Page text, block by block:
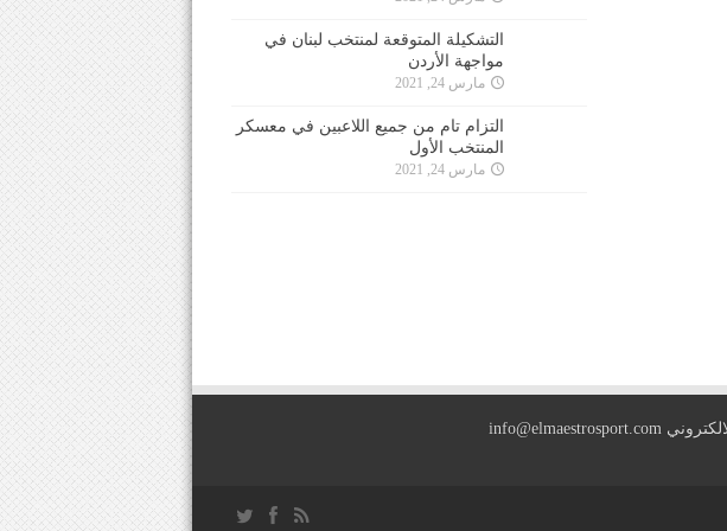
التشكيلة المتوقعة لمنتخب لبنان في
مواجهة الأردن
مارس 24, 2021
التزام تام من جميع اللاعبين في معسكر
المنتخب الأول
مارس 24, 2021
info@elmaestrosport.com